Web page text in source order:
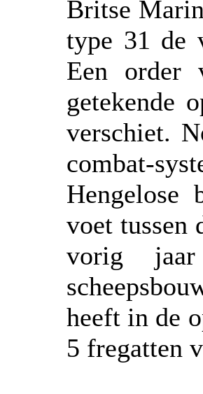
Britse
type 31 de
Een order
getekende
verschiet.
combat-
Hengelose
voet tussen
vorig
heeft in de
5 fregatten